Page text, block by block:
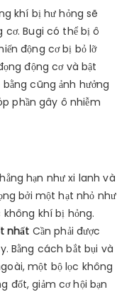
khí bị hư hỏng sẽ
cơ. Bugi có thể bị ô
động cơ bị bỏ lỡ
động cơ và bật
cũng ảnh hưởng
phần gây ô nhiễm
hạn như xi lanh và
bởi một hạt nhỏ như
khí bị hỏng.
nhất Cần phải được
Bằng cách bắt bụi và
một bộ lọc không
đốt, giảm cơ hội bạn